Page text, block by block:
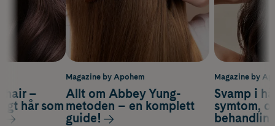
Magazine by
Svamp i
symtom,
hair –
hår som
Magazine by Apohem
Allt om Abbey Yung-
metoden – en komplett
guide!